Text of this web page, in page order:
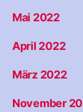
Mai 2022
April 2022
März 2022
November